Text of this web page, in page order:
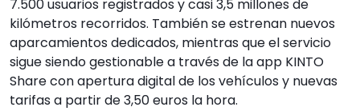
7.500 usuarios registrados y casi 3,5 millones de
kilómetros recorridos. También se estrenan nuevos
aparcamientos dedicados, mientras que el servicio
sigue siendo gestionable a través de la app KINTO
Share con apertura digital de los vehículos y nuevas
tarifas a partir de 3,50 euros la hora.